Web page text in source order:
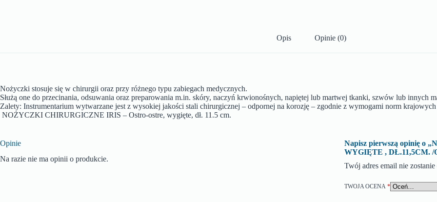
Opis Opinie (0)
Nożyczki stosuje się w chirurgii oraz przy różnego typu zabiegach medycznych.
Służą one do przecinania, odsuwania oraz preparowania m.in. skóry, naczyń krwionośnych, napiętej lub martwej tkanki, szwów lub innych
Zalety: Instrumentarium wytwarzane jest z wysokiej jakości stali chirurgicznej – odpornej na korozję – zgodnie z wymogami norm
NOŻYCZKI CHIRURGICZNE IRIS – Ostro-ostre, wygięte, dł. 11.5 cm.
Opinie
Na razie nie ma opinii o produkcie.
Napisz pierwszą opinię o
WYGIĘTE , DŁ.11,5CM. /
Twój adres email nie
TWOJA OCENA *